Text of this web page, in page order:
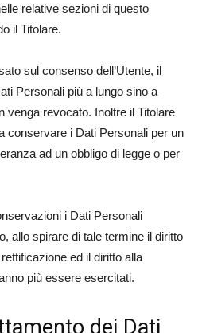
relative sezioni di questo
il Titolare.
sul consenso dell’Utente, il
Personali più a lungo sino a
venga revocato. Inoltre il Titolare
conservare i Dati Personali per un
ad un obbligo di legge o per
i Dati Personali
allo spirare di tale termine il diritto
ed il diritto alla
più essere esercitati.
dei Dati